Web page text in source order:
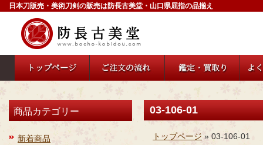
日本刀販売・美術刀剣の販売は防長古美堂・山口県屈指の品揃え
商品カテゴリー
新着商品
03-106-01
トップページ » 03-106-01